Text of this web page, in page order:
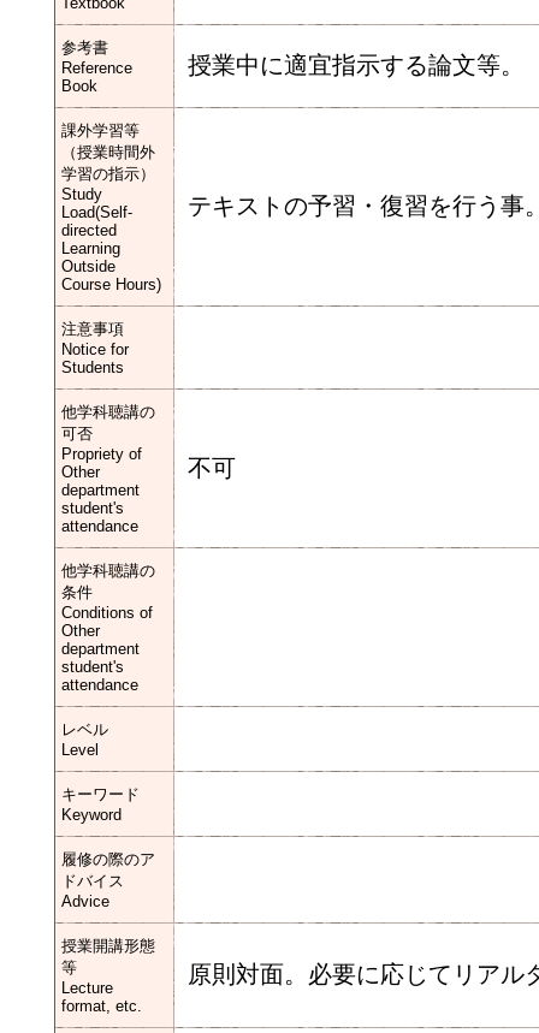
参考書
Reference
Book
授業中に適宜指示する論文等。
課外学習等
（授業時間外
学習の指示）
Study
Load(Self-
directed
Learning
Outside
Course Hours)
テキストの予習・復習を行う事
注意事項
Notice for
Students
他学科聴講の
可否
Propriety of
Other
department
student's
attendance
不可
他学科聴講の
条件
Conditions of
Other
department
student's
attendance
レベル
Level
キーワード
Keyword
履修の際のア
ドバイス
Advice
授業開講形態
等
Lecture
format, etc.
原則対面。必要に応じてリアル